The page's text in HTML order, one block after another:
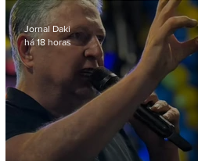
preso na Zona
Jornal Daki
há 18 horas